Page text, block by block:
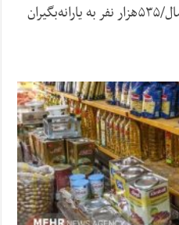
واکاوی یارانه در ۴ماه نخست سال/۵۳۵هزار نفر به یارانه‌بگیران